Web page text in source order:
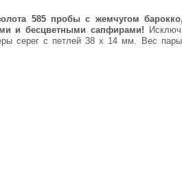
585 пробы с жемчугом
и бесцветными сапфирами!
серег с петлей 38 х 14 мм. Вес